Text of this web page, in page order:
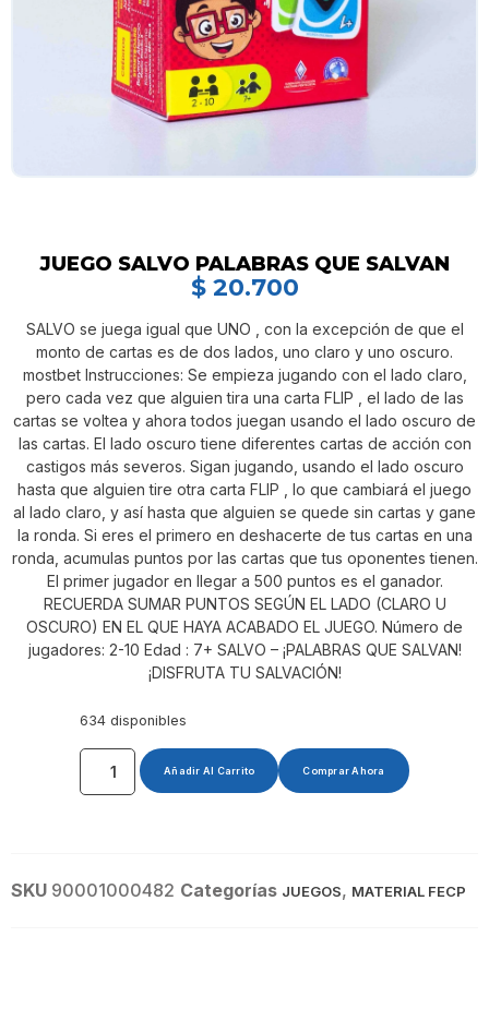
JUEGO SALVO PALABRAS QUE SALVAN
$20.700
SALVO se juega igual que UNO , con la excepción de que el
monto de cartas es de dos lados, uno claro y uno oscuro.
mostbet Instrucciones: Se empieza jugando con el lado claro,
pero cada vez que alguien tira una carta FLIP , el lado de las
cartas se voltea y ahora todos juegan usando el lado oscuro de
las cartas. El lado oscuro tiene diferentes cartas de acción con
castigos más severos. Sigan jugando, usando el lado oscuro
hasta que alguien tire otra carta FLIP , lo que cambiará el juego
al lado claro, y así hasta que alguien se quede sin cartas y gane
la ronda. Si eres el primero en deshacerte de tus cartas en una
ronda, acumulas puntos por las cartas que tus oponentes tienen.
El primer jugador en llegar a 500 puntos es el ganador.
RECUERDA SUMAR PUNTOS SEGÚN EL LADO (CLARO U
OSCURO) EN EL QUE HAYA ACABADO EL JUEGO. Número de
jugadores: 2-10 Edad : 7+ SALVO – ¡PALABRAS QUE SALVAN!
¡DISFRUTA TU SALVACIÓN!
634 disponibles
Añadir Al Carrito Comprar Ahora
SKU 90001000482 Categorías JUEGOS, MATERIAL FECP